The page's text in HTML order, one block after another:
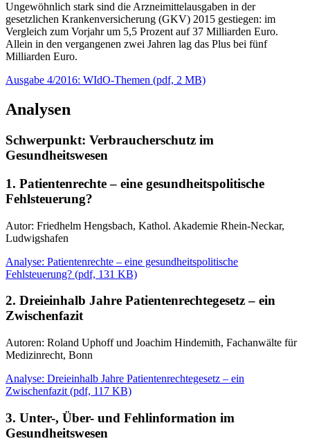
Ungewöhnlich stark sind die Arzneimittelausgaben in der
gesetzlichen Krankenversicherung (GKV) 2015 gestiegen: im
Vergleich zum Vorjahr um 5,5 Prozent auf 37 Milliarden Euro.
Allein in den vergangenen zwei Jahren lag das Plus bei fünf
Milliarden Euro.
Ausgabe 4/2016: WIdO-Themen (pdf, 2 MB)
Analysen
Schwerpunkt: Verbraucherschutz im
Gesundheitswesen
1. Patientenrechte – eine gesundheitspolitische
Fehlsteuerung?
Autor: Friedhelm Hengsbach, Kathol. Akademie Rhein-Neckar,
Ludwigshafen
Analyse: Patientenrechte – eine gesundheitspolitische
Fehlsteuerung? (pdf, 131 KB)
2. Dreieinhalb Jahre Patientenrechtegesetz – ein
Zwischenfazit
Autoren: Roland Uphoff und Joachim Hindemith, Fachanwälte für
Medizinrecht, Bonn
Analyse: Dreieinhalb Jahre Patientenrechtegesetz – ein
Zwischenfazit (pdf, 117 KB)
3. Unter-, Über- und Fehlinformation im
Gesundheitswesen